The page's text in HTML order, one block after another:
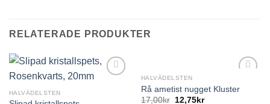
RELATERADE PRODUKTER
HALVÄDELSTEN
HALVÄDELSTEN
Rå ametist nugget Kluster
17,00kr 12,75kr